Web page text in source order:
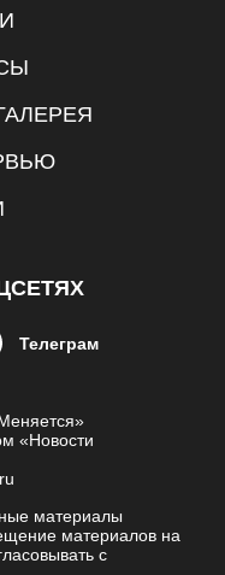
Телеграм
«Новости
материалы
материалов на
с